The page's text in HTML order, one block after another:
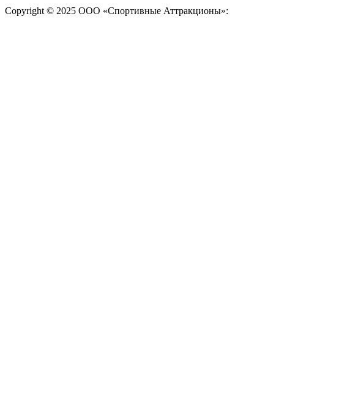
Copyright © 2025 ООО «Спортивные Аттракционы»: